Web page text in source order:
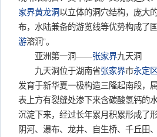
家界黄龙洞以立体的洞穴结构，庞大
布，水陆兼备的游览线等优势构成了
游溶洞”。
亚洲第一洞——张家界九天洞
九天洞位于湖南省张家界市永定区
发育于新华夏一极构造三隆起南段，
表上方有裂缝处渗下来含碳酸氢钙的
沉淀下来，经过长年累月积累形成了
阴河、瀑布、龙井、自生桥、千丘田